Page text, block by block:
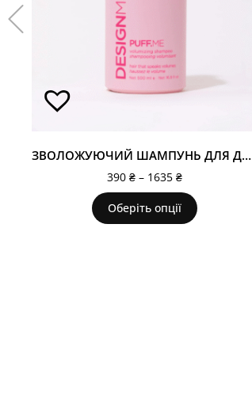
ЗВОЛОЖУЮЧИЙ ШАМПУНЬ ДЛЯ ДОДАННЯ ОБ'ЄМУ PUFF.ME
390 ₴ – 1635 ₴
Оберіть опції